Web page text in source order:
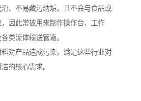
、不易藏污纳垢，且不会与食品或
因此常被用来制作操作台、工作
类流体输送管道。
对产品造成污染，满足这些行业对
的核心需求。